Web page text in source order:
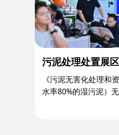
污泥处理处置展区
《污泥无害化处理和
水率80%的湿污泥）